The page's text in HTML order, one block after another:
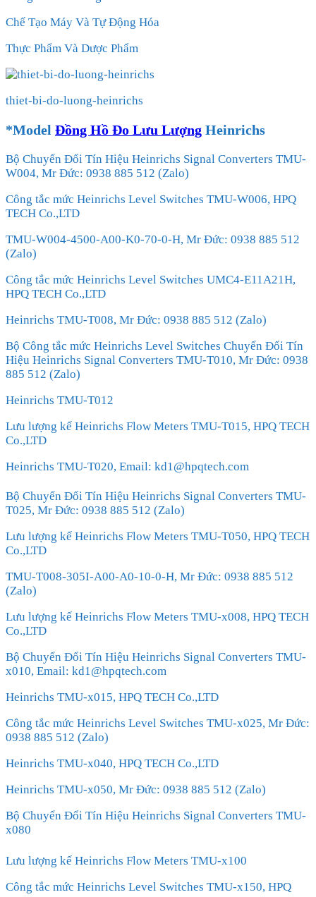
Chế Tạo Máy Và Tự Động Hóa
Thực Phẩm Và Dược Phẩm
thiet-bi-do-luong-heinrichs
*Model Đồng Hồ Đo Lưu Lượng Heinrichs
Bộ Chuyển Đổi Tín Hiệu Heinrichs Signal Converters TMU-
W004, Mr Đức: 0938 885 512 (Zalo)
Công tắc mức Heinrichs Level Switches TMU-W006, HPQ
TECH Co.,LTD
TMU-W004-4500-A00-K0-70-0-H, Mr Đức: 0938 885 512
(Zalo)
Công tắc mức Heinrichs Level Switches UMC4-E11A21H,
HPQ TECH Co.,LTD
Heinrichs TMU-T008, Mr Đức: 0938 885 512 (Zalo)
Bộ Công tắc mức Heinrichs Level Switches Chuyển Đổi Tín
Hiệu Heinrichs Signal Converters TMU-T010, Mr Đức: 0938
885 512 (Zalo)
Heinrichs TMU-T012
Lưu lượng kế Heinrichs Flow Meters TMU-T015, HPQ TECH
Co.,LTD
Heinrichs TMU-T020, Email: kd1@hpqtech.com
Bộ Chuyển Đổi Tín Hiệu Heinrichs Signal Converters TMU-
T025, Mr Đức: 0938 885 512 (Zalo)
Lưu lượng kế Heinrichs Flow Meters TMU-T050, HPQ TECH
Co.,LTD
TMU-T008-305I-A00-A0-10-0-H, Mr Đức: 0938 885 512
(Zalo)
Lưu lượng kế Heinrichs Flow Meters TMU-x008, HPQ TECH
Co.,LTD
Bộ Chuyển Đổi Tín Hiệu Heinrichs Signal Converters TMU-
x010, Email: kd1@hpqtech.com
Heinrichs TMU-x015, HPQ TECH Co.,LTD
Công tắc mức Heinrichs Level Switches TMU-x025, Mr Đức:
0938 885 512 (Zalo)
Heinrichs TMU-x040, HPQ TECH Co.,LTD
Heinrichs TMU-x050, Mr Đức: 0938 885 512 (Zalo)
Bộ Chuyển Đổi Tín Hiệu Heinrichs Signal Converters TMU-
x080
Lưu lượng kế Heinrichs Flow Meters TMU-x100
Công tắc mức Heinrichs Level Switches TMU-x150, HPQ